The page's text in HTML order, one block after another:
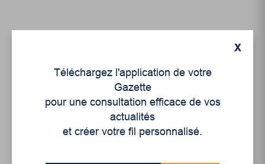
Actualités
En collaboration avec la Table
X
Téléchargez l'application de votre
Gazette
pour une consultation efficace de vos
actualités
et créer votre fil personnalisé.